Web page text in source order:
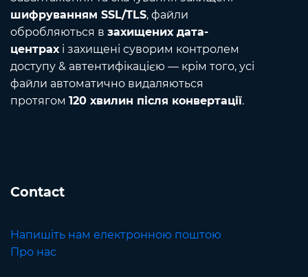
шифруванням SSL/TLS, файли
обробляються в захищених дата-
центрахі захищені суворим контролем
доступу & автентифікацією — крім того, усі
файли автоматично видаляються
протягом 120 хвилин після конвертації.
Contact
Напишіть нам електронною поштою
Про нас